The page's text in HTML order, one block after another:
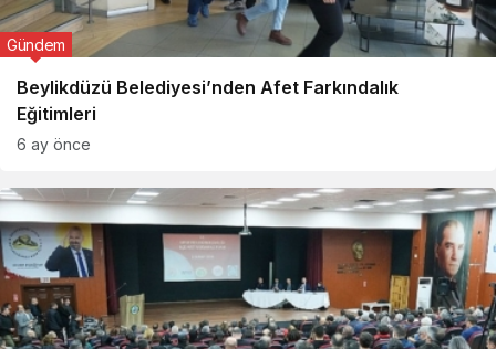
Beylikdüzü Belediyesi’nden Afet Farkındalık
Eğitimleri
Gündem
6 ay önce